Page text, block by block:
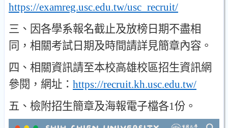
https://examreg.usc.edu.tw/usc_recruit/
三 、 因各學系報名截止及放榜日期不盡相
同 ， 相關考試日期及時間請詳見簡章內容 。
四 、 相關資訊請至本校高雄校區招生資訊網
參閱 ， 網址 ： https://recruit.kh.usc.edu.tw/
五 、 檢附招生簡章及海報電子檔各1份 。